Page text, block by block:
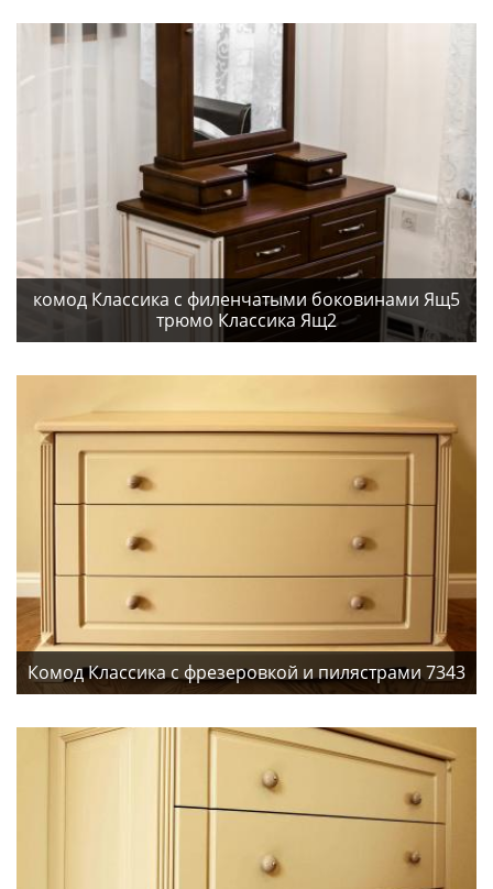
комод Классика с филенчатыми боковинами Ящ5
трюмо Классика Ящ2
Комод Классика с фрезеровкой и пилястрами 7343